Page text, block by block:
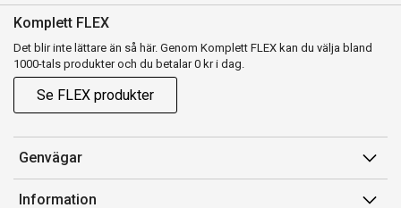
Komplett FLEX
Det blir inte lättare än så här. Genom Komplett FLEX kan du välja bland
1000-tals produkter och du betalar 0 kr i dag.
Se FLEX produkter
Genvägar
Konto
Information